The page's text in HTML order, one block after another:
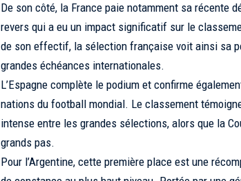
De son côté, la France paie notamment sa récente
revers qui a eu un impact significatif sur le
de son effectif, la sélection française voit ainsi sa
grandes échéances internationales.
L’Espagne complète le podium et confirme
nations du football mondial. Le classement
intense entre les grandes sélections, alors que la
grands pas.
Pour l’Argentine, cette première place est une